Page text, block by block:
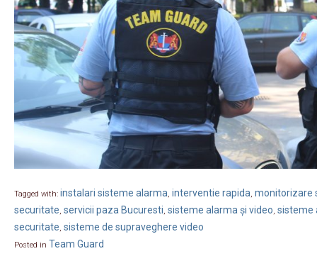
Tagged with: instalari sisteme alarma, interventie rapida, monitorizare
securitate, servicii paza Bucuresti, sisteme alarma și video, sisteme
securitate, sisteme de supraveghere video
Posted in Team Guard